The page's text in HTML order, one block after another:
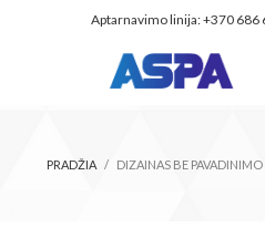
Aptarnavimo linija: +370 686
PRADŽIA DIZAINAS BE PAVADINIMO